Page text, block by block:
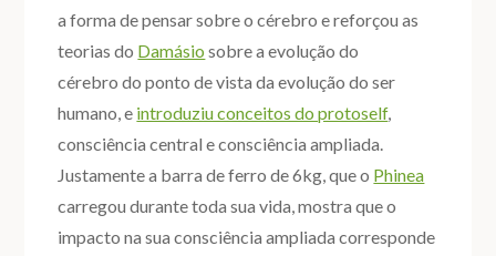
a forma de pensar sobre o cérebro e reforçou as
teorias do Damásio sobre a evolução do
cérebro do ponto de vista da evolução do ser
humano, e introduziu conceitos do protoself,
consciência central e consciência ampliada.
Justamente a barra de ferro de 6kg, que o Phinea
carregou durante toda sua vida, mostra que o
impacto na sua consciência ampliada corresponde